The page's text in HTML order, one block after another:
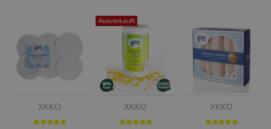
XKKO
Ausverkauft
XKKO XKKO